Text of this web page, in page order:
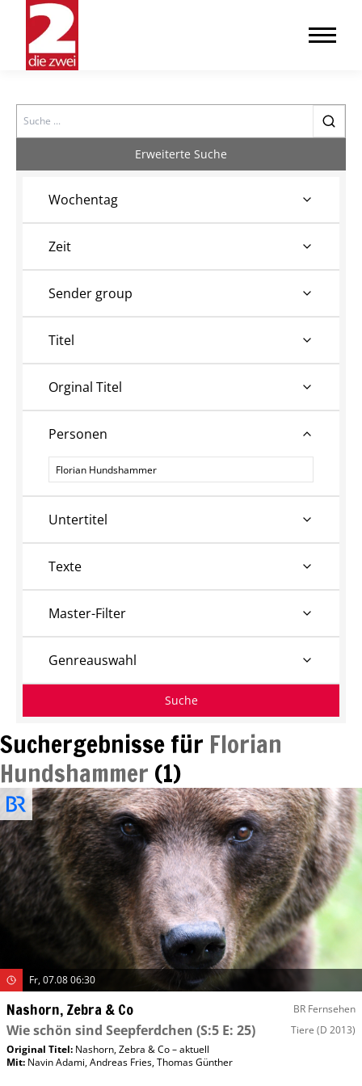
Search
Suchergebnisse für Florian
Hundshammer (1)
Fr, 07.08 06:30
Nashorn, Zebra & Co BR Fernsehen
Wie schön sind Seepferdchen (S:5 E: 25) Tiere (D 2013)
Original Titel: Nashorn, Zebra & Co – aktuell
Mit: Navin Adami,Andreas Fries,Thomas Günther
Erweiterte Suche
Wochentag
Zeit
Sender group
Titel
Orginal Titel
Personen
Personen
Untertitel
Texte
Master-Filter
Genreauswahl
Suche